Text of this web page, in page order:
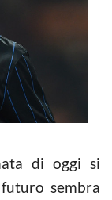
di oggi si
sembra